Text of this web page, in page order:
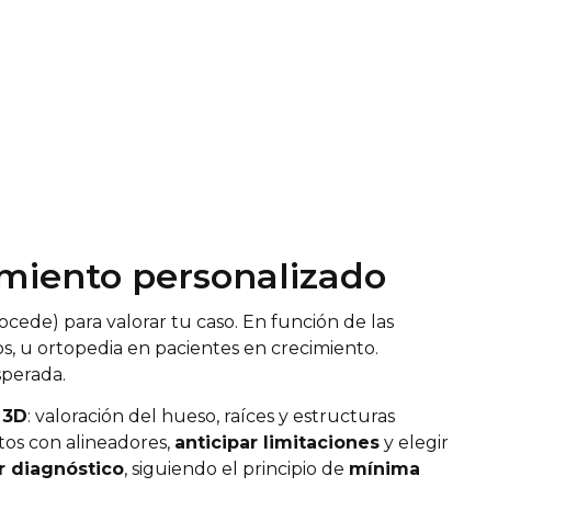
personalizado
para valorar tu caso. En función de las
u ortopedia en pacientes en crecimiento.
: valoración del hueso, raíces y estructuras
con alineadores, anticipar limitaciones y elegir
diagnóstico, siguiendo el principio de mínima